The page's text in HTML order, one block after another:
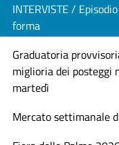
INTERVISTE /
forma
Graduatoria
miglioria dei posteggi
martedì
Mercato settimanale